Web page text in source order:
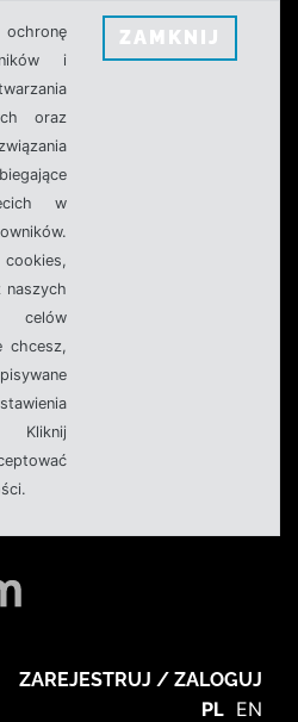
i
oraz
w
naszych
celów
chcesz,
Kliknij
ZAMKNIJ
ZAREJESTRUJ / ZALOGUJ
PL EN